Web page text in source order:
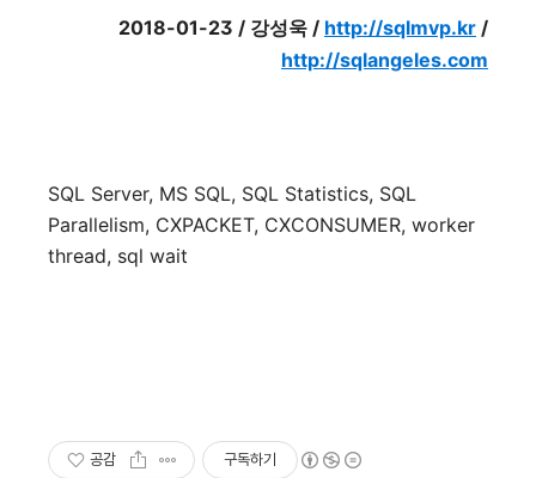
2018-01-23 / 강성욱 / http://sqlmvp.kr /
http://sqlangeles.com
SQL Server, MS SQL, SQL Statistics, SQL
Parallelism, CXPACKET, CXCONSUMER, worker
thread, sql wait
공감 구독하기